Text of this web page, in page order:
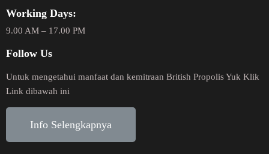
Working Days:
9.00 AM – 17.00 PM
Follow Us
Untuk mengetahui manfaat dan kemitraan British Propolis Yuk Klik
Link dibawah ini
Info Selengkapnya